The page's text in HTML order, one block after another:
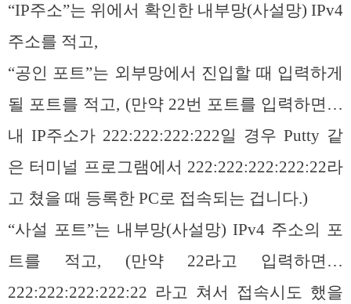
“IP주소”는 위에서 확인한 내부망(사설망) IPv4
주소를 적고,
“공인 포트”는 외부망에서 진입할 때 입력하게
될 포트를 적고, (만약 22번 포트를 입력하면…
내 IP주소가 222:222:222:222일 경우 Putty 같
은 터미널 프로그램에서 222:222:222:222:22라
고 쳤을 때 등록한 PC로 접속되는 겁니다.)
“사설 포트”는 내부망(사설망) IPv4 주소의 포
트를 적고, (만약 22라고 입력하면…
222:222:222:222:22 라고 쳐서 접속시도 했을